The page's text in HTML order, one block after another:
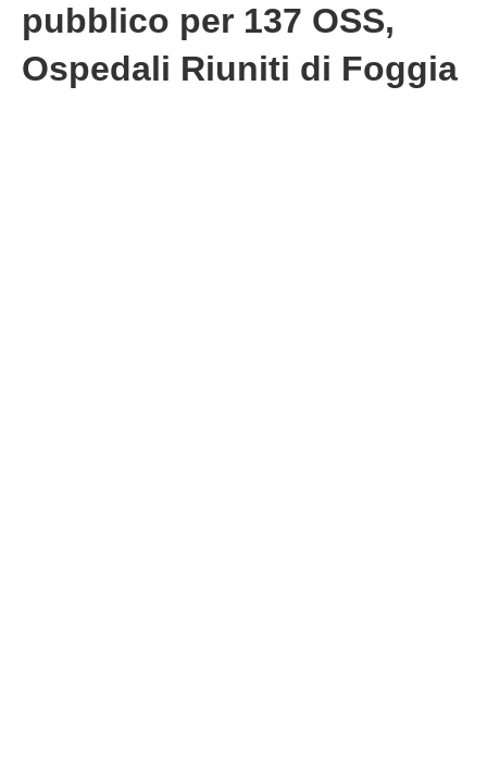
pubblico per 137 OSS,
Ospedali Riuniti di Foggia